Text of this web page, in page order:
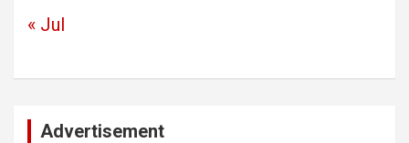
« Jul
Advertisement